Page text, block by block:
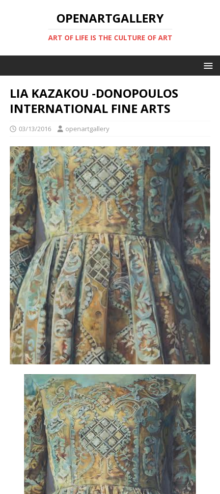
OPENARTGALLERY
ART OF LIFE IS THE CULTURE OF ART
LIA KAZAKOU -DONOPOULOS
INTERNATIONAL FINE ARTS
03/13/2016 openartgallery